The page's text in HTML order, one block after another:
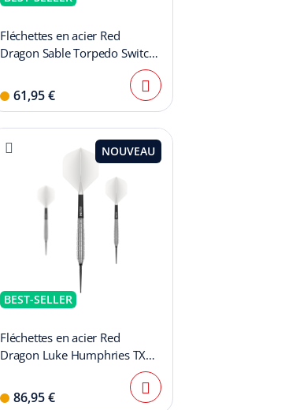
Fléchettes en acier Red
Dragon Sable Torpedo Switch
61,95 €
NOUVEAU
BEST-SELLER
Fléchettes en acier Red
Dragon Luke Humphries TX1
86,95 €